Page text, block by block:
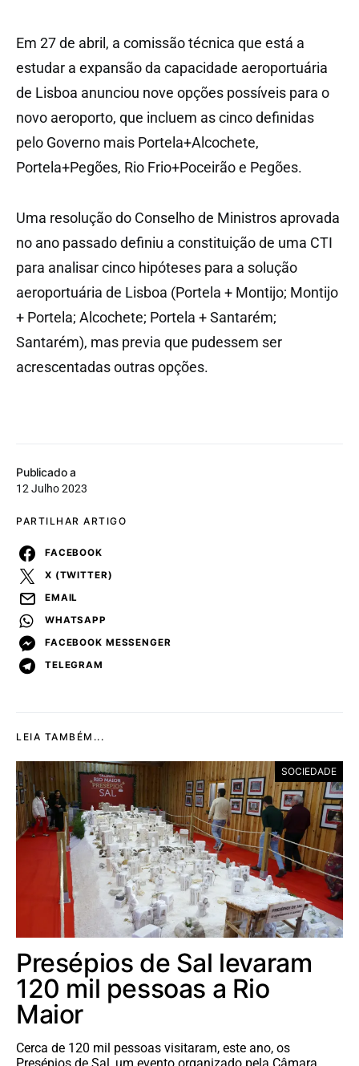
Publicado a
12 Julho 2023
PARTILHAR ARTIGO
FACEBOOK
X (TWITTER)
EMAIL
WHATSAPP
FACEBOOK MESSENGER
TELEGRAM
Em 27 de abril, a comissão técnica que está a
estudar a expansão da capacidade aeroportuária
de Lisboa anunciou nove opções possíveis para o
novo aeroporto, que incluem as cinco definidas
pelo Governo mais Portela+Alcochete,
Portela+Pegões, Rio Frio+Poceirão e Pegões.
Uma resolução do Conselho de Ministros aprovada
no ano passado definiu a constituição de uma CTI
para analisar cinco hipóteses para a solução
aeroportuária de Lisboa (Portela + Montijo; Montijo
+ Portela; Alcochete; Portela + Santarém;
Santarém), mas previa que pudessem ser
acrescentadas outras opções.
LEIA TAMBÉM...
SOCIEDADE
Presépios de Sal levaram
120 mil pessoas a Rio
Maior
Cerca de 120 mil pessoas visitaram, este ano, os
Presépios de Sal, um evento organizado pela Câmara